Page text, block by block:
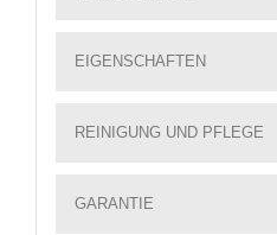
EIGENSCHAFTEN
REINIGUNG UND PFLEGE
GARANTIE